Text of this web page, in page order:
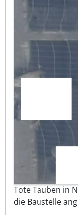
Tote Tauben in
die Baustelle